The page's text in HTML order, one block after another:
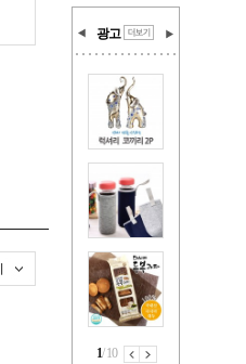
광고
1/10